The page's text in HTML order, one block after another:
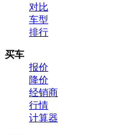
对比
车型
排行
买车
报价
降价
经销商
行情
计算器